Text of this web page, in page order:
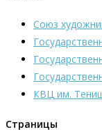
Союз
КВЦ им.
Страницы